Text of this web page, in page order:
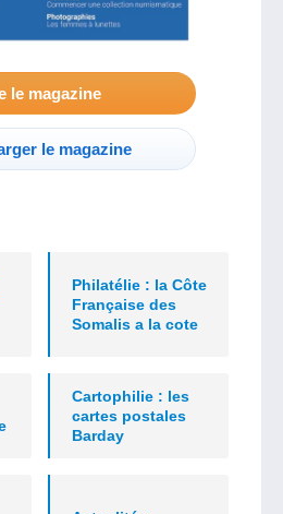
le magazine
le magazine
Philatélie : la Côte
Française des
Somalis a la cote
Cartophilie : les
cartes postales
Barday